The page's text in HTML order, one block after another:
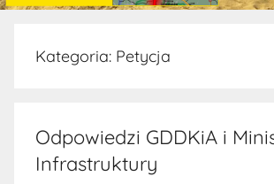
Kategoria: Petycja
Odpowiedzi GDDKiA i
Infrastruktury